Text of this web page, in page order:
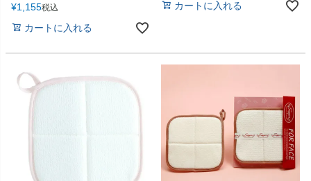
¥1,155税込
カートに入れる
カートに入れる